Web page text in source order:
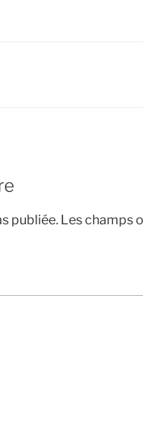
publiée. Les champs